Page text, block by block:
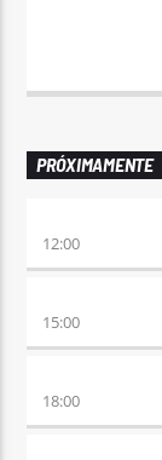
PRÓXIMAMENTE
12:00
15:00
18:00